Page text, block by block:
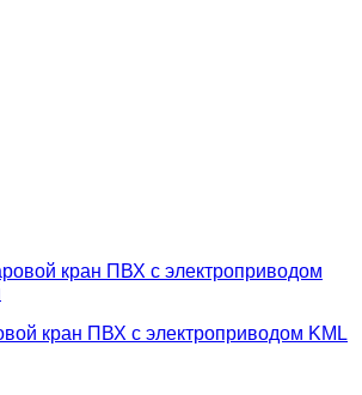
кран ПВХ с электроприводом KML